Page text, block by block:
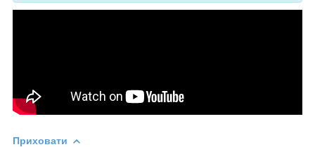
Приховати